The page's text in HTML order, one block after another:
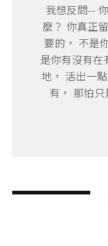
我想反問--
麼？ 你真正
要的， 不是
是你有沒有在
地， 活出一
有， 那怕